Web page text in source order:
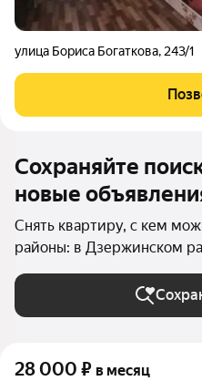
улица Бориса Богаткова, 243/1
Сохраняйте
новые
Снять квартиру, с кем
районы: в Дзержинском
Новосибирске
28 000 ₽ в месяц